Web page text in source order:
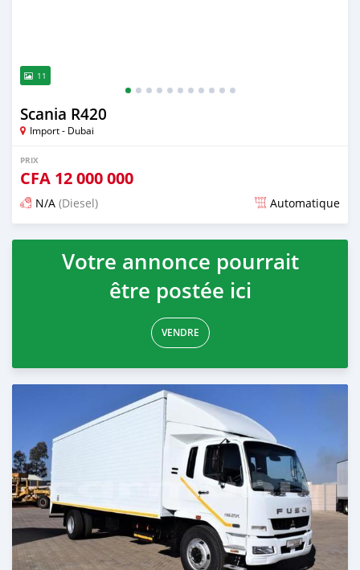
11
Scania R420
Import - Dubai
PRIX
CFA 12 000 000
N/A (Diesel) Automatique
Publié il y a plus de 2 ans
Votre annonce pourrait
être postée ici
VENDRE